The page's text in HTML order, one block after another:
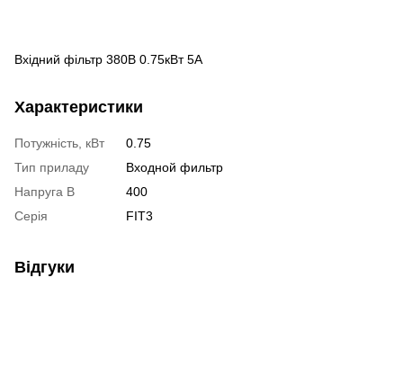
Вхідний фільтр 380В 0.75кВт 5А
Характеристики
Потужність, кВт
0.75
Тип приладу
Входной фильтр
Напруга В
400
Серія
FIT3
Відгуки